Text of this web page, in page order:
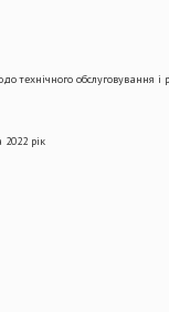
технічного обслуговування
рік